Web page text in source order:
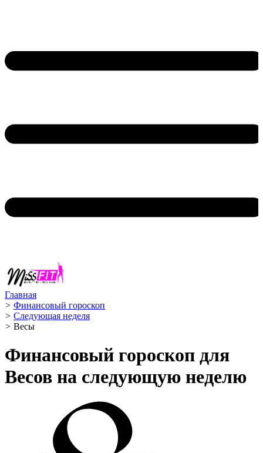
Главная
> Финансовый гороскоп
> Следующая неделя
> Весы ️
Финансовый гороскоп для
Весов на следующую неделю